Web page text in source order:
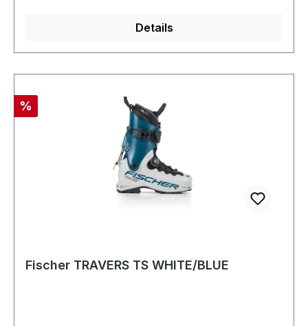
Details
Rabatt
%
Fischer TRAVERS TS WHITE/BLUE